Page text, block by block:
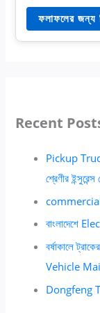
ফলাফলের
Recent
Pickup
শ্রেণীর
commercial
বাংলাদেশে
বর্ষাকালে
Vehicle
Dongfeng